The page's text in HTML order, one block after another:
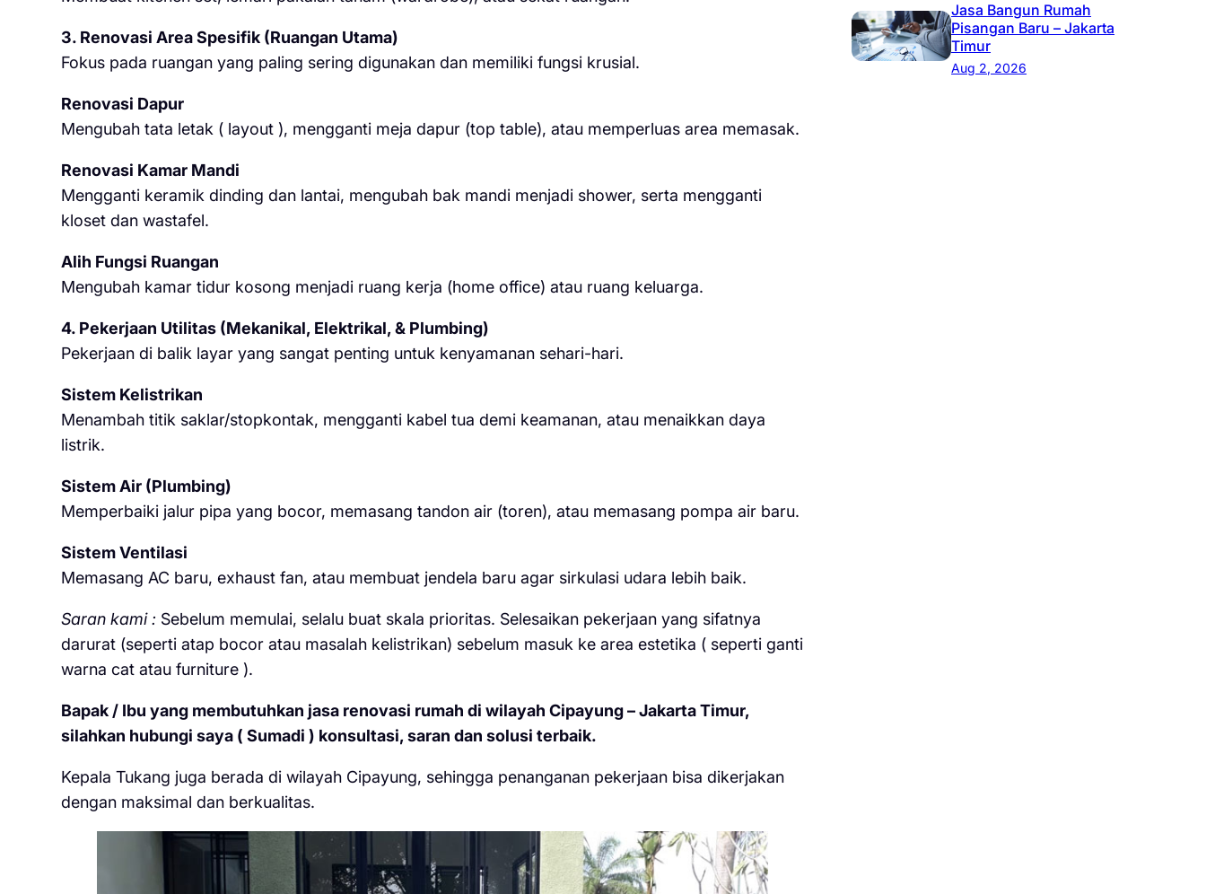
3. Renovasi Area Spesifik (Ruangan Utama)
Fokus pada ruangan yang paling sering digunakan dan memiliki fungsi krusial.
Renovasi Dapur
Mengubah tata letak ( layout ), mengganti meja dapur (top table), atau memperluas area memasak.
Renovasi Kamar Mandi
Mengganti keramik dinding dan lantai, mengubah bak mandi menjadi shower, serta mengganti
kloset dan wastafel.
Alih Fungsi Ruangan
Mengubah kamar tidur kosong menjadi ruang kerja (home office) atau ruang keluarga.
4. Pekerjaan Utilitas (Mekanikal, Elektrikal, & Plumbing)
Pekerjaan di balik layar yang sangat penting untuk kenyamanan sehari-hari.
Sistem Kelistrikan
Menambah titik saklar/stopkontak, mengganti kabel tua demi keamanan, atau menaikkan daya
listrik.
Sistem Air (Plumbing)
Memperbaiki jalur pipa yang bocor, memasang tandon air (toren), atau memasang pompa air baru.
Sistem Ventilasi
Memasang AC baru, exhaust fan, atau membuat jendela baru agar sirkulasi udara lebih baik.
Saran kami : Sebelum memulai, selalu buat skala prioritas. Selesaikan pekerjaan yang sifatnya
darurat (seperti atap bocor atau masalah kelistrikan) sebelum masuk ke area estetika ( seperti ganti
warna cat atau furniture ).
Bapak / Ibu yang membutuhkan jasa renovasi rumah di wilayah Cipayung – Jakarta Timur,
silahkan hubungi saya ( Sumadi ) konsultasi, saran dan solusi terbaik.
Kepala Tukang juga berada di wilayah Cipayung, sehingga penanganan pekerjaan bisa dikerjakan
dengan maksimal dan berkualitas.
Jasa Bangun Rumah
Pisangan Baru – Jakarta
Timur
Aug 2, 2026